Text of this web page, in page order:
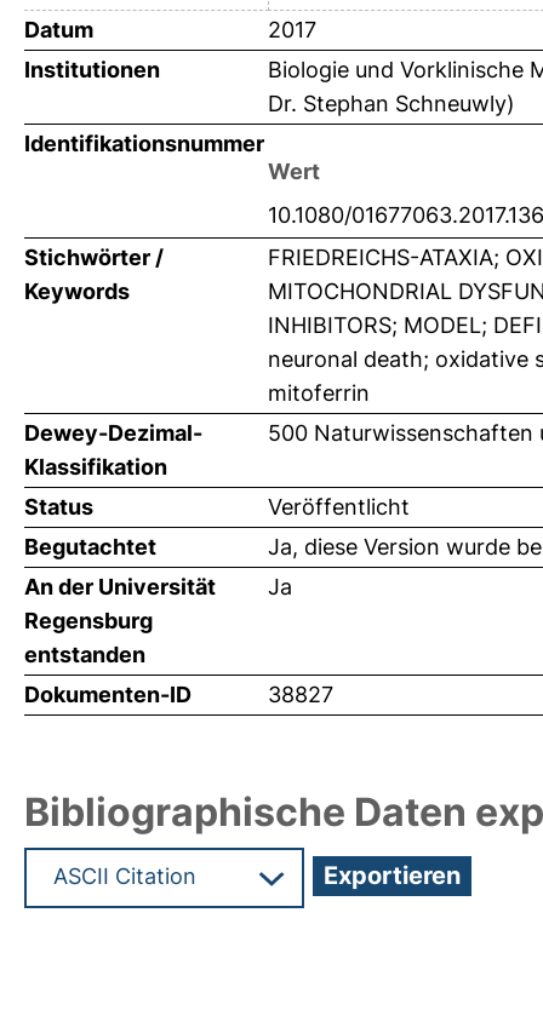
Datum
2017
Institutionen
Biologie und Vorklinische
Dr. Stephan Schneuwly)
Identifikationsnummer
Wert
10.1080/
Stichwörter /
Keywords
FRIEDREICHS-ATAXIA;
MITOCHONDRIAL
INHIBITORS; MODEL;
neuronal death; oxidative
mitoferrin
Dewey-Dezimal-
Klassifikation
500 Naturwissenschaften
Status
Veröffentlicht
Begutachtet
Ja, diese Version wurde
An der Universität
Regensburg
entstanden
Ja
Dokumenten-ID 38827
Bibliographische Daten